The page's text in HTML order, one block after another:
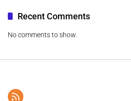
Recent Comments
No comments to show.